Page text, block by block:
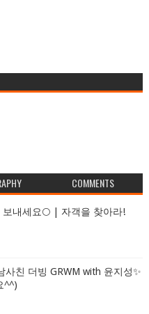
COMMENTS
보내세요🌕 | 자객을 찾아라!
사친 더빙 GRWM with 윤지성✨
^^)